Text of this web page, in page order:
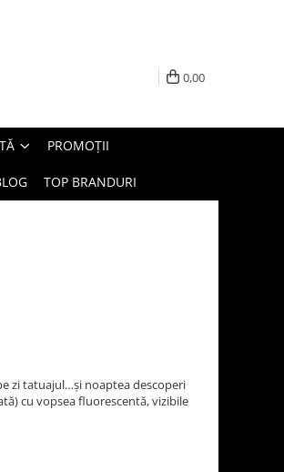
0,00
PROMOȚII
TOP BRANDURI
zi tatuajul…și noaptea descoperi
cu vopsea fluorescentă, vizibile